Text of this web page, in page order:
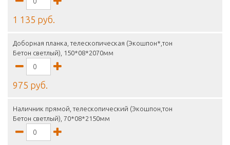
1 135 руб.
Доборная планка, телескопическая (Экошпон*,тон
Бетон светлый), 150*08*2070мм
975 руб.
Наличник прямой, телескопический (Экошпон,тон
Бетон светлый), 70*08*2150мм